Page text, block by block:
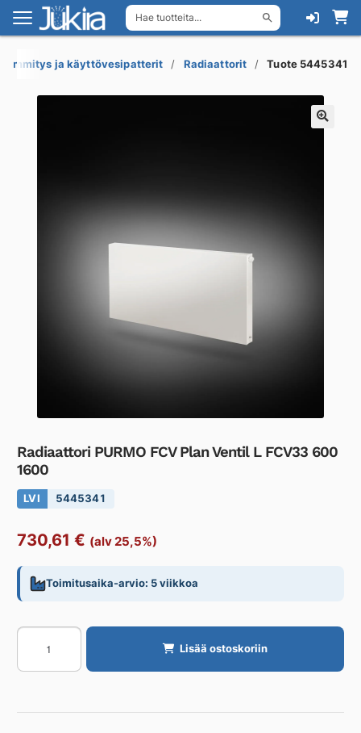
Hae tuotteita...
Siirry
navigointiin
Siirry
sisältöön
Lämmitys ja käyttövesipatterit Radiaattorit Tuote 5445341
Radiaattori PURMO FCV Plan Ventil L FCV33 600
1600
LVI 5445341
730,61 € (alv 25,5%)
Toimitusaika-arvio: 5 viikkoa
Radiaattori
PURMO
FCV
Ventil
Lisää ostoskoriin